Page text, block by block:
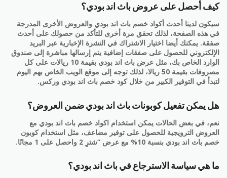
كيف أحصل على عروض باث اند بودي؟
سيكون لدينا أحدث أكواد خصم باث اند بودي والعروض الأخرى المدرجة
في هذه الصفحة، لذلك تحقق مرة أخرى للتأكد من حصولك على أحدث
صفقة. يمكنك أيضا اختيار الاشتراك في النشرة الإخبارية عبر البريد
الإلكتروني للحصول على صفقات إضافية يتم إرسالها مباشرة إلى صندوق
الوارد الخاص بك، مثل عرض باث اند بودي بقيمة 10 ريالات على كل
مصروفات بقيمة 50 ريالا، لذلك توجه إلى موقع الويب الخاص بهم اليوم
لتبدأ في التوفير الكبير من خلال كود خصم باث اند بودي وركس.
هل يمكن تفعيل كوبونات باث اند بودي ضمن العروض؟
نعم، في بعض الحالات يمكن استخدام اكواد خصم باث اند بودي مع
العروض الترويجية للحصول على توفير مضاعف، مثل استخدام كوبون
خصم باث اند بودي بنسبة 10% مع عرض “شترِ 2 واحصل على 1 مجانًا.
ما هي سياسة الاسترجاع في باث اند بودي؟